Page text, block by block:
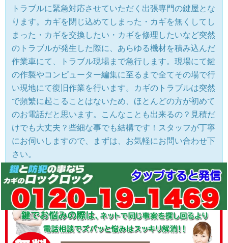
トラブルに緊急対応させていただく出張専門の鍵屋とな
ります。カギを閉じ込めてしまった・カギを無くしてし
まった・カギを交換したい・カギを修理したいなど突然
のトラブルが発生した際に、あらゆる機材を積み込んだ
作業車にて、トラブル現場まで急行します。現場にて鍵
の作製やコンピューター編集に至るまで全てその場で行
い現地にて復旧作業を行います。カギのトラブルは突然
で頻繁に起こることはないため、ほとんどの方が初めて
のお電話だと思います。こんなことも出来るの？見積だ
けでも大丈夫？些細な事でも結構です！スタッフが丁寧
にお伺いしますので、まずは、お気軽にお問い合わせ下
さい。